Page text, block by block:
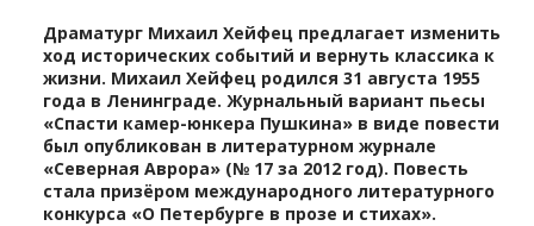
Драматург Михаил Хейфец предлагает изменить
ход исторических событий и вернуть классика к
жизни. Михаил Хейфец родился 31 августа 1955
года в Ленинграде. Журнальный вариант пьесы
«Спасти камер-юнкера Пушкина» в виде повести
был опубликован в литературном журнале
«Северная Аврора» (№ 17 за 2012 год). Повесть
стала призёром международного литературного
конкурса «О Петербурге в прозе и стихах».